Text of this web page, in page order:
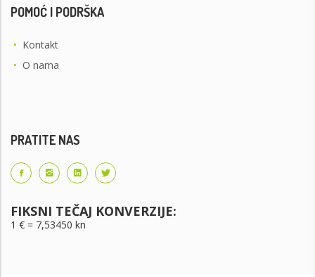
POMOĆ I PODRŠKA
• Kontakt
• O nama
PRATITE NAS
FIKSNI TEČAJ KONVERZIJE:
1 € = 7,53450 kn